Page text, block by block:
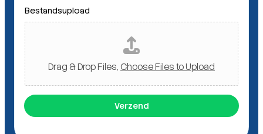
rBestandsupload
Drag & Drop Files, Choose Files to Upload
Verzend